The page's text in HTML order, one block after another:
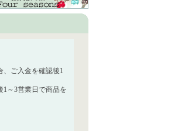
、ご入金を確認後1
～3営業日で商品を